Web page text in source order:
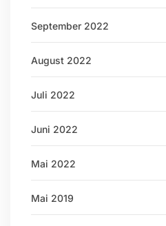
September 2022
August 2022
Juli 2022
Juni 2022
Mai 2022
Mai 2019